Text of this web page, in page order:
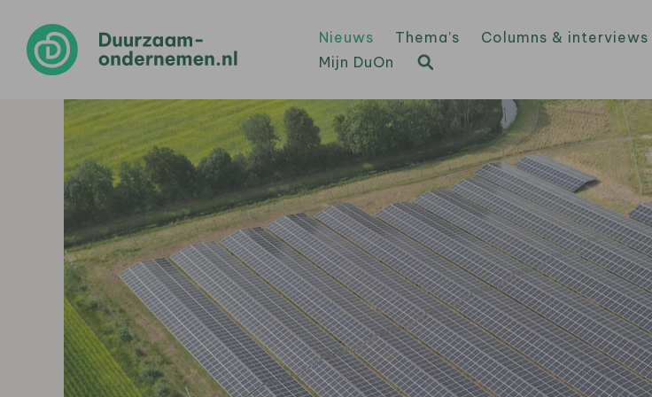
Nieuws Thema’s Columns & interviews
Mijn DuOn